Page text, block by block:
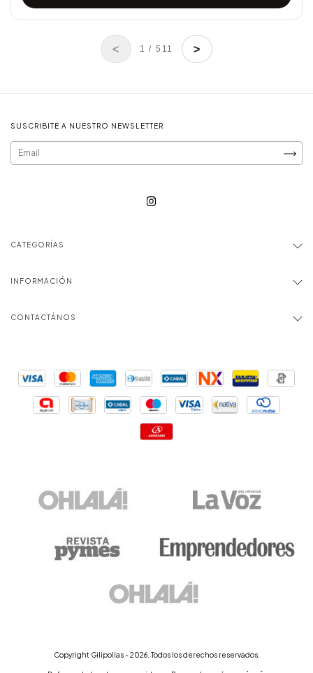
< 1 / 511 >
SUSCRIBITE A NUESTRO NEWSLETTER
CATEGORÍAS
INFORMACIÓN
CONTACTÁNOS
Copyright Gilipollas - 2026. Todos los derechos reservados.